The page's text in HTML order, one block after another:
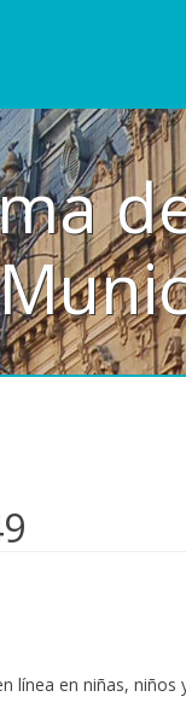
línea en niñas,